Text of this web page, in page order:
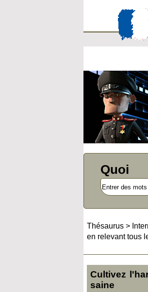
Quoi
Thésaurus >
en relevant tous
Cultivez
saine